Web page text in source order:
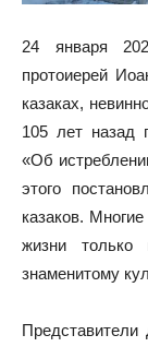
24 января
протоиерей
казаках,
105 лет назад
«Об
этого
казаков.
жизни только
знаменитому
Представители